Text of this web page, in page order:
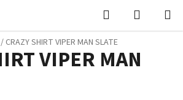
Hledat
KOŠÍK
/ CRAZY SHIRT VIPER MAN SLATE
VIPER MAN